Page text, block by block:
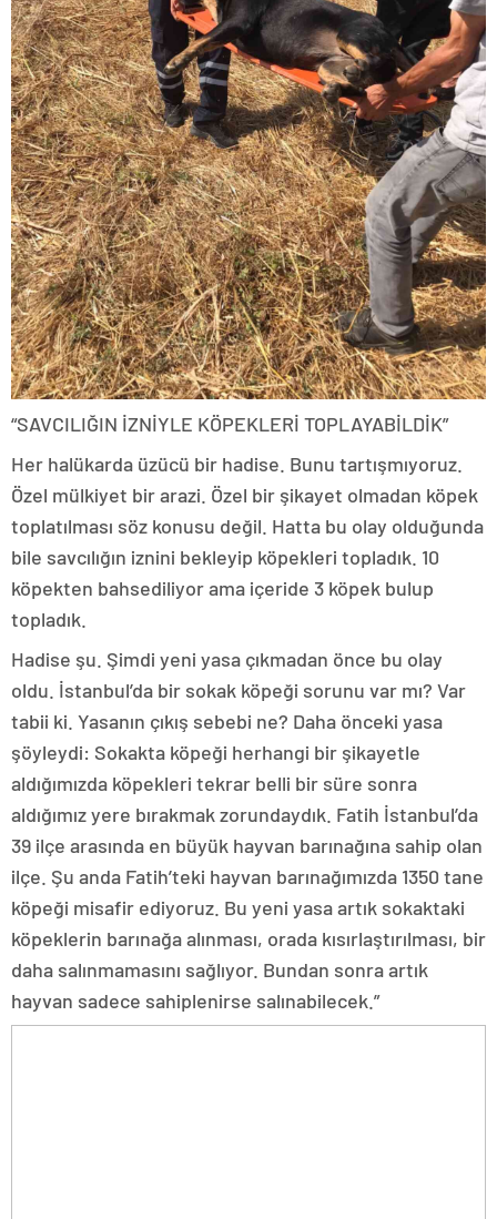
“SAVCILIĞIN İZNİYLE KÖPEKLERİ TOPLAYABİLDİK”
Her halükarda üzücü bir hadise. Bunu tartışmıyoruz.
Özel mülkiyet bir arazi. Özel bir şikayet olmadan köpek
toplatılması söz konusu değil. Hatta bu olay olduğunda
bile savcılığın iznini bekleyip köpekleri topladık. 10
köpekten bahsediliyor ama içeride 3 köpek bulup
topladık.
Hadise şu. Şimdi yeni yasa çıkmadan önce bu olay
oldu. İstanbul’da bir sokak köpeği sorunu var mı? Var
tabii ki. Yasanın çıkış sebebi ne? Daha önceki yasa
şöyleydi: Sokakta köpeği herhangi bir şikayetle
aldığımızda köpekleri tekrar belli bir süre sonra
aldığımız yere bırakmak zorundaydık. Fatih İstanbul’da
39 ilçe arasında en büyük hayvan barınağına sahip olan
ilçe. Şu anda Fatih’teki hayvan barınağımızda 1350 tane
köpeği misafir ediyoruz. Bu yeni yasa artık sokaktaki
köpeklerin barınağa alınması, orada kısırlaştırılması, bir
daha salınmamasını sağlıyor. Bundan sonra artık
hayvan sadece sahiplenirse salınabilecek.”